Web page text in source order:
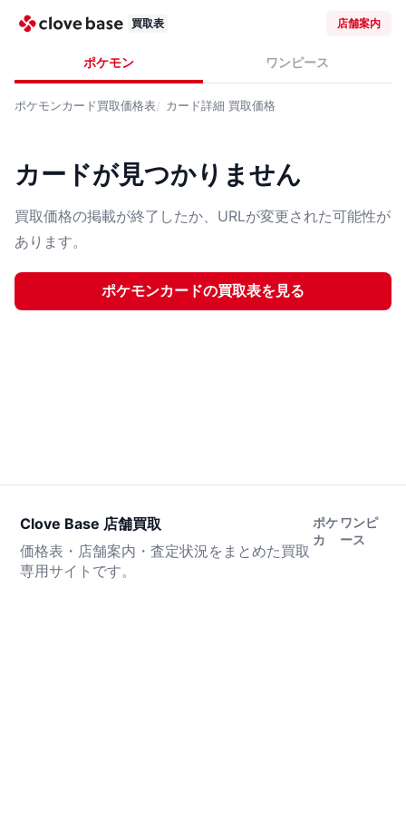
買取表 店舗案内
ポケモン ワンピース
ポケモンカード買取価格表 カード詳細 買取価格
カードが見つかりません
買取価格の掲載が終了したか、URLが変更された可能性が
あります。
ポケモンカードの買取表を見る
Clove Base 店舗買取
価格表・店舗案内・査定状況をまとめた買取
専用サイトです。
ポケ
カ
ワンピ
ース